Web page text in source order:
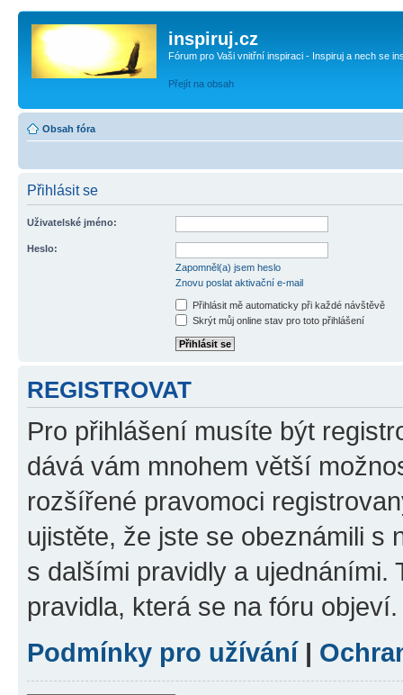
inspiruj.cz
Fórum pro Vaši vnitřní inspiraci - Inspiruj a nech se
Přejít na obsah
Obsah fóra
Přihlásit se
Uživatelské jméno:
Heslo:
Zapomněl(a) jsem heslo
Znovu poslat aktivační e-mail
Přihlásit mě automaticky při každé návštěvě
Skrýt můj online stav pro toto přihlášení
REGISTROVAT
Pro přihlášení musíte být
dává vám mnohem větší
rozšířené pravomoci
ujistěte, že jste se obeznámili s
s dalšími pravidly a ujednáními.
pravidla, která se na fóru objeví.
Podmínky pro užívání|